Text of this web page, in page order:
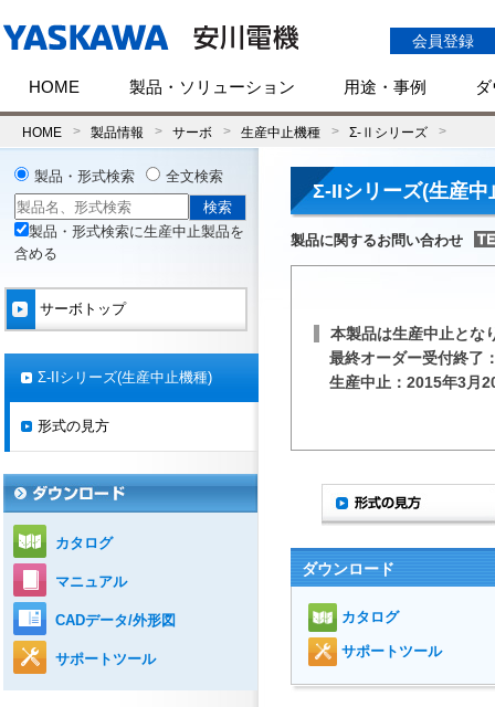
会員登録
HOME 製品・ソリューション 用途・事例
HOME 製品情報 サーボ 生産中止機種 Σ-Ⅱシリーズ
Σ-IIシリーズ(生産中
製品に関するお問い合わせ
本製品は生産中止とな
最終オーダー受付終了
生産中止：2015年3月
ダウンロード
カタログ
サポートツール
製品・形式検索 全文検索
製品・形式検索に生産中止製品を
含める
サーボトップ
Σ-IIシリーズ(生産中止機種)
形式の見方
カタログ
マニュアル
CADデータ/外形図
サポートツール